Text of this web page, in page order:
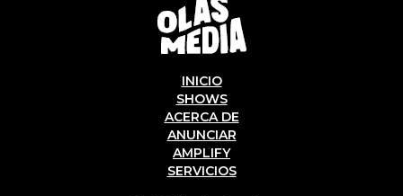
INICIO
SHOWS
ACERCA DE
ANUNCIAR
AMPLIFY
SERVICIOS